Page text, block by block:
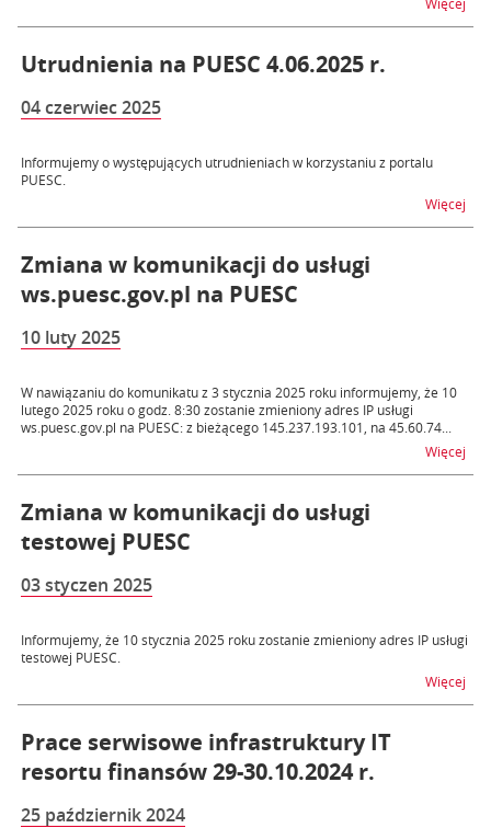
Utrudnienia na PUESC 4.06.2025 r.
04 czerwiec 2025
Informujemy o występujących utrudnieniach w korzystaniu z portalu
PUESC.
Więcej
Zmiana w komunikacji do usługi
ws.puesc.gov.pl na PUESC
10 luty 2025
W nawiązaniu do komunikatu z 3 stycznia 2025 roku informujemy, że 10
lutego 2025 roku o godz. 8:30 zostanie zmieniony adres IP usługi
ws.puesc.gov.pl na PUESC: z bieżącego 145.237.193.101, na 45.60.74...
Więcej
Zmiana w komunikacji do usługi
testowej PUESC
03 styczen 2025
Informujemy, że 10 stycznia 2025 roku zostanie zmieniony adres IP usługi
testowej PUESC.
Więcej
Prace serwisowe infrastruktury IT
resortu finansów 29-30.10.2024 r.
25 październik 2024